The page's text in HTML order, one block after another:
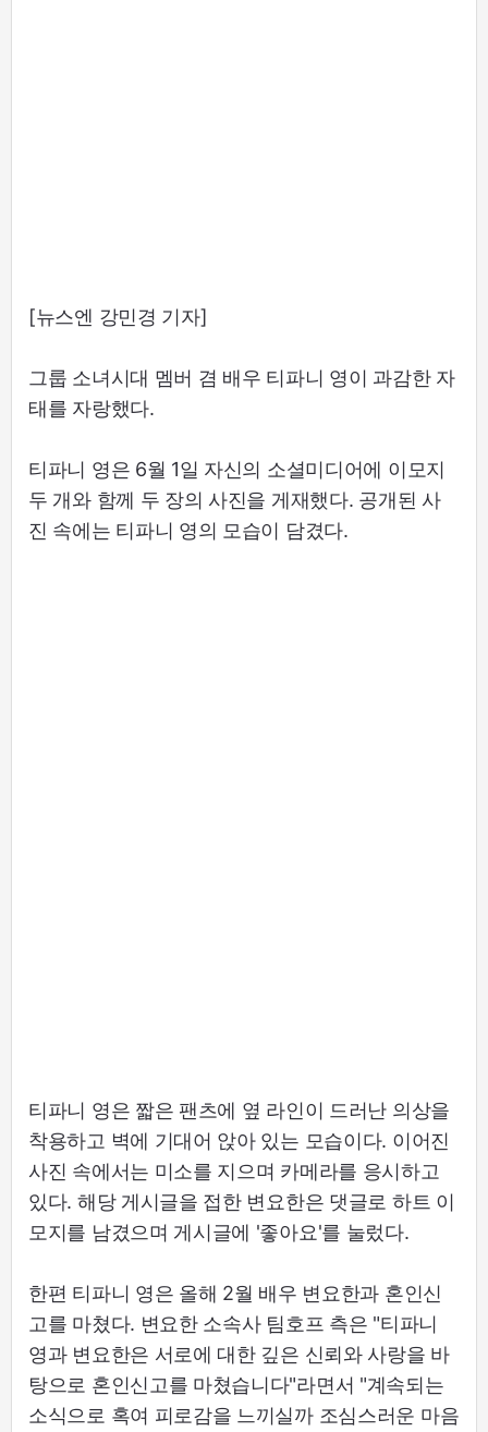
[뉴스엔 강민경 기자]
그룹 소녀시대 멤버 겸 배우 티파니 영이 과감한 자
태를 자랑했다.
티파니 영은 6월 1일 자신의 소셜미디어에 이모지
두 개와 함께 두 장의 사진을 게재했다. 공개된 사
진 속에는 티파니 영의 모습이 담겼다.
티파니 영은 짧은 팬츠에 옆 라인이 드러난 의상을
착용하고 벽에 기대어 앉아 있는 모습이다. 이어진
사진 속에서는 미소를 지으며 카메라를 응시하고
있다. 해당 게시글을 접한 변요한은 댓글로 하트 이
모지를 남겼으며 게시글에 '좋아요'를 눌렀다.
한편 티파니 영은 올해 2월 배우 변요한과 혼인신
고를 마쳤다. 변요한 소속사 팀호프 측은 "티파니
영과 변요한은 서로에 대한 깊은 신뢰와 사랑을 바
탕으로 혼인신고를 마쳤습니다"라면서 "계속되는
소식으로 혹여 피로감을 느끼실까 조심스러운 마음